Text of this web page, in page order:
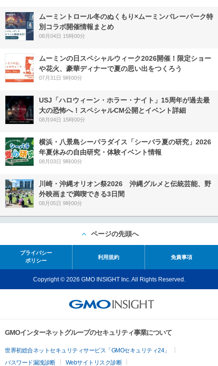
ムーミントロール冬のぬくもり×ムーミンバレーパーク特
別コラボ開催情報まとめ
08月04日 15時00分
ムーミンの日スペシャルウィーク2026開催！限定ショー
や花火、豪華ディナーで夏の思い出をつくろう
07月31日 9時00分
USJ「ハロウィーン・ホラー・ナイト」15周年が過去最
大の恐怖へ！スペシャルCM公開とイベント詳細
08月04日 15時00分
横浜・八景島シーパラダイス「シーパラ夏の研究」2026
年夏休みの自由研究・体験イベント情報
08月03日 9時00分
川崎・沖縄オリオン祭2026 沖縄グルメと伝統芸能、野
外映画まで満喫できる3日間
08月05日 9時00分
ページの先頭へ
プライバシー
ポリシー
利用規約 免責事項
Copyright © 2026 GMO INSIGHT Inc. All Rights Reserved.
GMOインターネットグループのセキュリティ事業について
世界初総合ネットセキュリティサービス「GMOセキュリティ24」
パスワード漏洩診断
Webサイトリスク診断